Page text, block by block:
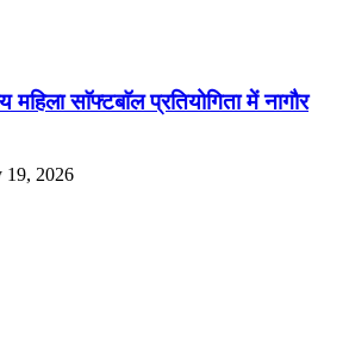
महिला साॅफ्टबाॅल प्रतियोगिता में नागौर
19, 2026